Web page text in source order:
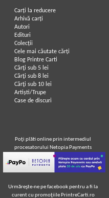
Carți la reducere
Arhivă carți
Autori
Edituri
Colecții
Cele mai căutate cărți
Blog Printre Carti
Cărţi sub 5 lei
Cărţi sub 8 lei
Cărţi sub 10 lei
Artiști/Trupe
Case de discuri
Poţi plăti online prin intermediul
procesatorului Netopia Payments
Urmăreşte-ne pe facebook pentru a fi la
curent cu promoţiile PrintreCarti.ro